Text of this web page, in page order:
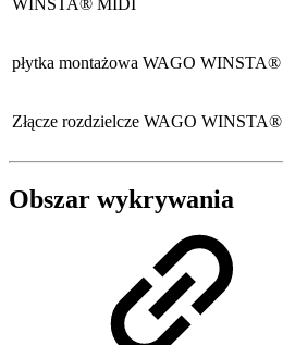
WINSTA® MIDI
płytka montażowa WAGO WINSTA®
Złącze rozdzielcze WAGO WINSTA®
Obszar wykrywania